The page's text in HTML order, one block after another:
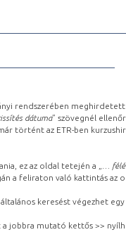
rendszerében
dátuma” szövegnél
történt az ETR-ben
ez az oldal tetején a „
…
a feliraton való kattintás az
keresést végezhet
a jobbra mutató kettős >>